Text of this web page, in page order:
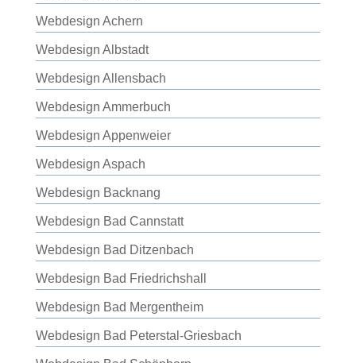
Webdesign Achern
Webdesign Albstadt
Webdesign Allensbach
Webdesign Ammerbuch
Webdesign Appenweier
Webdesign Aspach
Webdesign Backnang
Webdesign Bad Cannstatt
Webdesign Bad Ditzenbach
Webdesign Bad Friedrichshall
Webdesign Bad Mergentheim
Webdesign Bad Peterstal-Griesbach